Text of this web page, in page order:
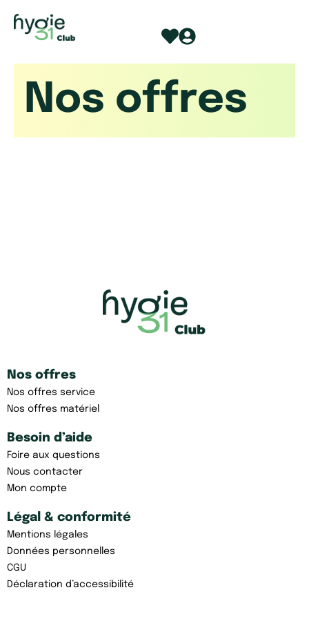
contenu
Nos offres
Nos offres
Nos offres service
Nos offres matériel
Besoin d’aide
Foire aux questions
Nous contacter
Mon compte
Légal & conformité
Mentions légales
Données personnelles
CGU
Déclaration d’accessibilité